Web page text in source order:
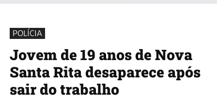
POLÍCIA
Jovem de 19 anos de Nova
Santa Rita desaparece após
sair do trabalho